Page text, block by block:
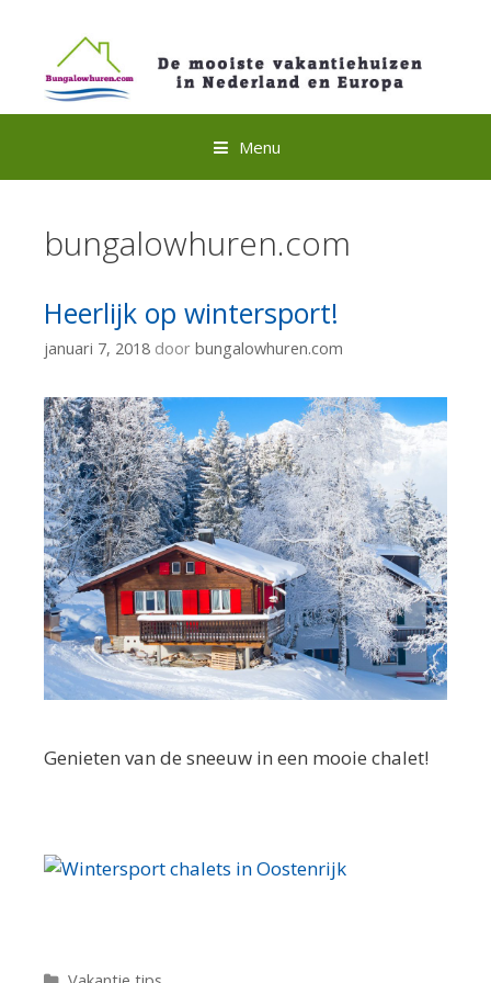
inhoud
Menu
bungalowhuren.com
Heerlijk op wintersport!
januari 7, 2018 door bungalowhuren.com
Genieten van de sneeuw in een mooie chalet!